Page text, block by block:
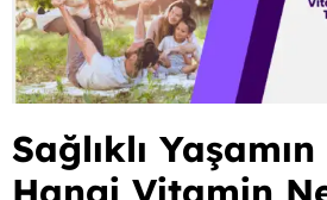
Sağlıklı